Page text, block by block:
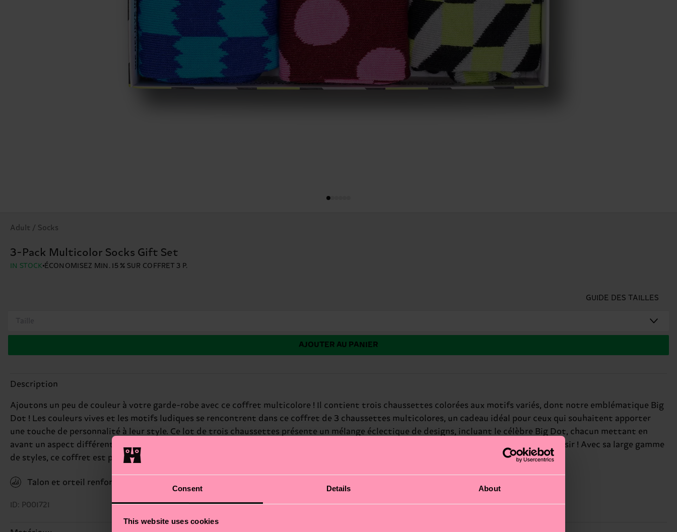
Consent Details About
This website uses cookies
Adult / Socks
3-Pack Multicolor Socks Gift Set
IN STOCK ÉCONOMISEZ MIN. 15 % SUR COFFRET 3 P.
GUIDE DES TAILLES
Taille
AJOUTER AU PANIER
Description
Ajoutons un peu de couleur à votre garde-robe avec ce coffret multicolore ! Il contient trois chaussettes colorées aux motifs variés, dont notre emblématique Big
Dot ! Les couleurs vives et les motifs ludiques se rencontrent dans ce coffret de 3 chaussettes multicolores, un cadeau idéal pour ceux qui souhaitent apporter
une touche de personnalité à leur style. Ce lot de trois chaussettes présente un mélange éclectique de designs, incluant le célèbre Big Dot, chacun mettant en
avant un aspect différent de la personnalité joyeuse de notre marque. Chez Happy Socks, nous croyons en la couleur, la créativité et le plaisir ! Avec sa large gamme
de styles, ce coffret est parfait pour ceux qui aiment s'exprimer à travers la mode. Cadeau parfait pour : des amis au style éclectique.
Talon et orteil renforcés
ID: P001721